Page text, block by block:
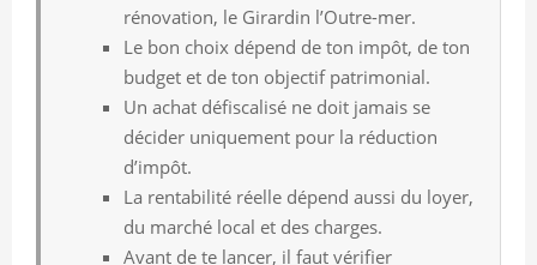
rénovation, le Girardin l’Outre-mer.
Le bon choix dépend de ton impôt, de ton
budget et de ton objectif patrimonial.
Un achat défiscalisé ne doit jamais se
décider uniquement pour la réduction
d’impôt.
La rentabilité réelle dépend aussi du loyer,
du marché local et des charges.
Avant de te lancer, il faut vérifier